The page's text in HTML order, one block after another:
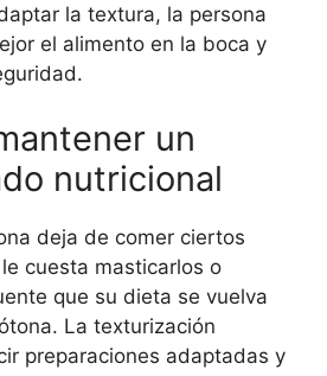
la textura, la persona
el alimento en la boca y
un
nutricional
deja de comer ciertos
cuesta masticarlos o
que su dieta se vuelva
La texturización
preparaciones adaptadas y